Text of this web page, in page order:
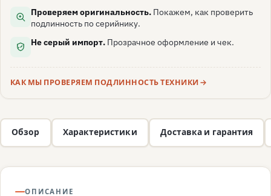
Проверяем оригинальность. Покажем, как проверить
подлинность по серийнику.
Не серый импорт. Прозрачное оформление и чек.
КАК МЫ ПРОВЕРЯЕМ ПОДЛИННОСТЬ ТЕХНИКИ
Обзор Характеристики Доставка и гарантия
ОПИСАНИЕ